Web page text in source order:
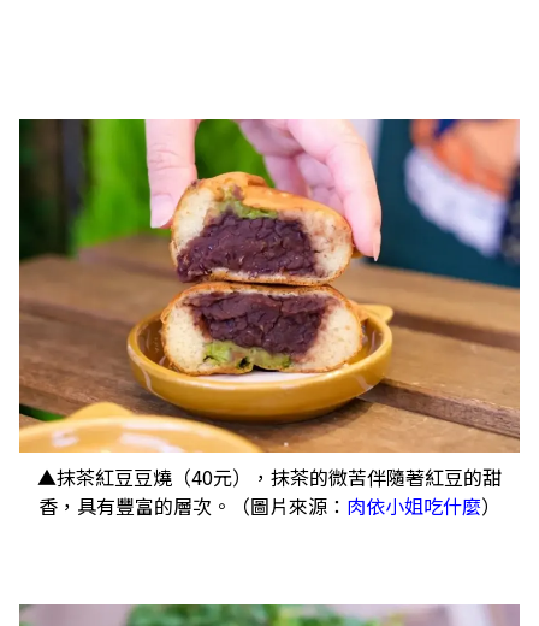
▲抹茶紅豆豆燒（40元），抹茶的微苦伴隨著紅豆的甜
香，具有豐富的層次。（圖片來源： 肉依小姐吃什麼）